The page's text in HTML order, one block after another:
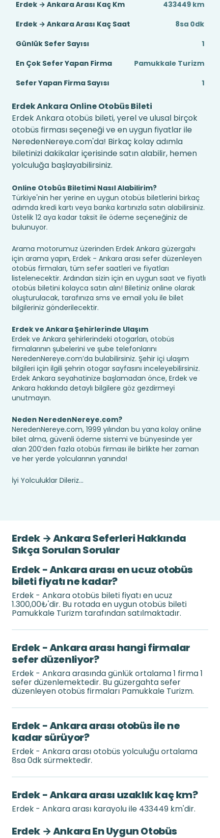
Erdek → Ankara Arası Kaç Km
433449 km
Erdek → Ankara Arası Kaç Saat
8sa 0dk
Günlük Sefer Sayısı
1
En Çok Sefer Yapan Firma
Pamukkale Turizm
Sefer Yapan Firma Sayısı
1
Erdek Ankara Online Otobüs Bileti
Erdek Ankara otobüs bileti, yerel ve ulusal birçok
otobüs firması seçeneği ve en uygun fiyatlar ile
NeredenNereye.com'da! Birkaç kolay adımla
biletinizi dakikalar içerisinde satın alabilir, hemen
yolculuğa başlayabilirsiniz.
Online Otobüs Biletimi Nasıl Alabilirim?
Türkiye'nin her yerine en uygun otobüs biletlerini birkaç
adımda kredi kartı veya banka kartınızla satın alabilirsiniz.
Üstelik 12 aya kadar taksit ile ödeme seçeneğiniz de
bulunuyor.
Arama motorumuz üzerinden Erdek Ankara güzergahı
için arama yapın, Erdek - Ankara arası sefer düzenleyen
otobüs firmaları, tüm sefer saatleri ve fiyatları
listelenecektir. Ardından sizin için en uygun saat ve fiyatlı
otobüs biletini kolayca satın alın! Biletiniz online olarak
oluşturulacak, tarafınıza sms ve email yolu ile bilet
bilgileriniz gönderilecektir.
Erdek ve Ankara Şehirlerinde Ulaşım
Erdek ve Ankara şehirlerindeki otogarları, otobüs
firmalarının şubelerini ve şube telefonlarını
NeredenNereye.com’da bulabilirsiniz. Şehir içi ulaşım
bilgileri için ilgili şehrin otogar sayfasını inceleyebilirsiniz.
Erdek Ankara seyahatinize başlamadan önce, Erdek ve
Ankara hakkında detaylı bilgilere göz gezdirmeyi
unutmayın.
Neden NeredenNereye.com?
NeredenNereye.com, 1999 yılından bu yana kolay online
bilet alma, güvenli ödeme sistemi ve bünyesinde yer
alan 200’den fazla otobüs firması ile birlikte her zaman
ve her yerde yolcularının yanında!
İyi Yolculuklar Dileriz...
Erdek → Ankara Seferleri Hakkında
Sıkça Sorulan Sorular
Erdek - Ankara arası en ucuz otobüs
bileti fiyatı ne kadar?
Erdek - Ankara otobüs bileti fiyatı en ucuz
1.300,00₺'dir. Bu rotada en uygun otobüs bileti
Pamukkale Turizm tarafından satılmaktadır.
Erdek - Ankara arası hangi firmalar
sefer düzenliyor?
Erdek - Ankara arasında günlük ortalama 1 firma 1
sefer düzenlemektedir. Bu güzergahta sefer
düzenleyen otobüs firmaları Pamukkale Turizm.
Erdek - Ankara arası otobüs ile ne
kadar sürüyor?
Erdek - Ankara arası otobüs yolculuğu ortalama
8sa 0dk sürmektedir.
Erdek - Ankara arası uzaklık kaç km?
Erdek - Ankara arası karayolu ile 433449 km'dir.
Erdek → Ankara En Uygun Otobüs